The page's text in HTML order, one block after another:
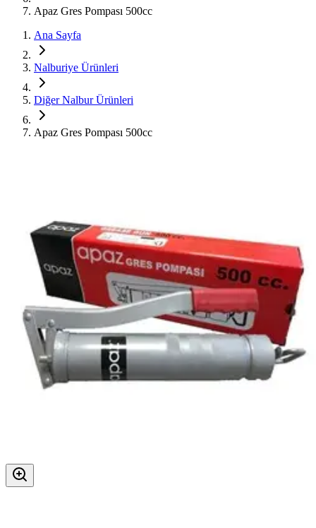
Apaz Gres Pompası 500cc
Ana Sayfa
Nalburiye Ürünleri
Diğer Nalbur Ürünleri
Apaz Gres Pompası 500cc